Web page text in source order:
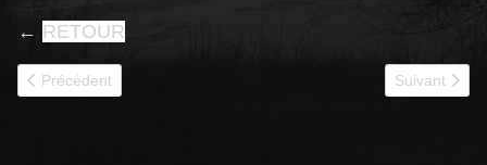
← RETOUR
Article précédent : 62532
Précédent Article
Suivant